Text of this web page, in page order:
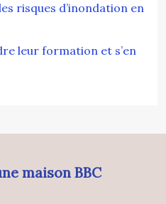
risques d’inondation en
leur formation et s’en
maison BBC